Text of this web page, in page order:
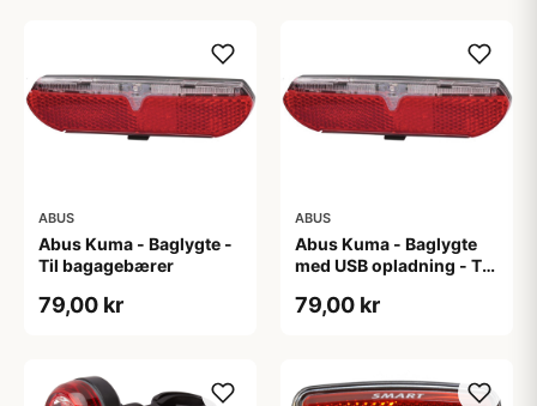
ABUS
Abus Kuma - Baglygte -
Til bagagebærer
79,00 kr
ABUS
Abus Kuma - Baglygte
med USB opladning - Til
79,00 kr